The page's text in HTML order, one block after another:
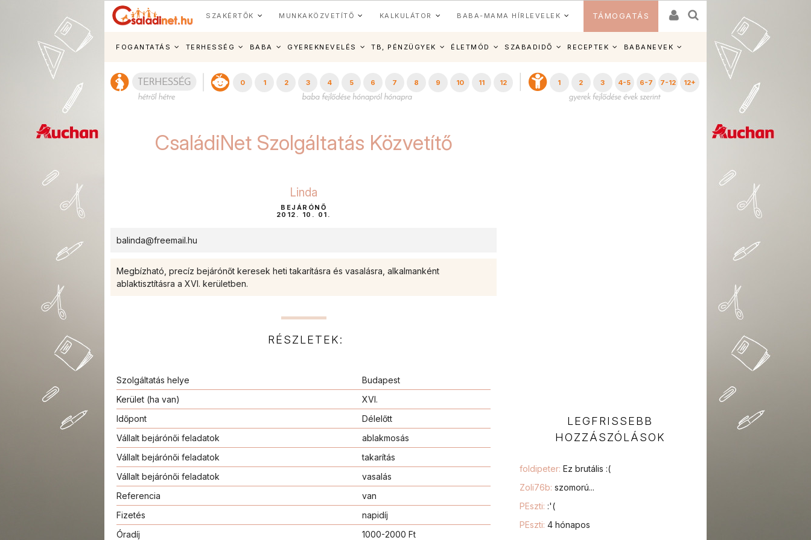
SZAKÉRTŐK MUNKAKÖZVETÍTŐ KALKULÁTOR BABA-MAMA HÍRLEVELEK TÁMOGATÁS
FOGANTATÁS TERHESSÉG BABA GYEREKNEVELÉS TB, PÉNZÜGYEK ÉLETMÓD SZABADIDŐ RECEPTEK BABANEVEK
0 1 2 3 4 5 6 7 8 9 10 11 12 1 2 3 4-5 6-7 7-12 12+
CsaládiNet Szolgáltatás Közvetítő
Linda
BEJÁRÓNŐ
2012. 10. 01.
balinda@freemail.hu
Megbízható, precíz bejárónőt keresek heti takarításra és vasalásra, alkalmanként
ablaktisztításra a XVI. kerületben.
RÉSZLETEK:
Szolgáltatás helye
Budapest
Kerület (ha van)
XVI.
Időpont
Délelőtt
Vállalt bejárónői feladatok
ablakmosás
Vállalt bejárónői feladatok
takarítás
Vállalt bejárónői feladatok
vasalás
Referencia
van
Fizetés
napidíj
Óradíj
1000-2000 Ft
LEGFRISSEBB
HOZZÁSZÓLÁSOK
foldipeter: Ez brutális :(
Zoli76b: szomorú...
PEszti: :'(
PEszti: 4 hónapos